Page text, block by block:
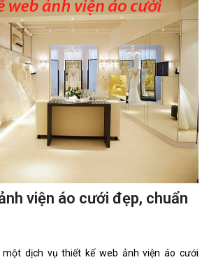
viện áo cưới đẹp, chuẩn
dịch vụ thiết kế web ảnh viện áo cưới